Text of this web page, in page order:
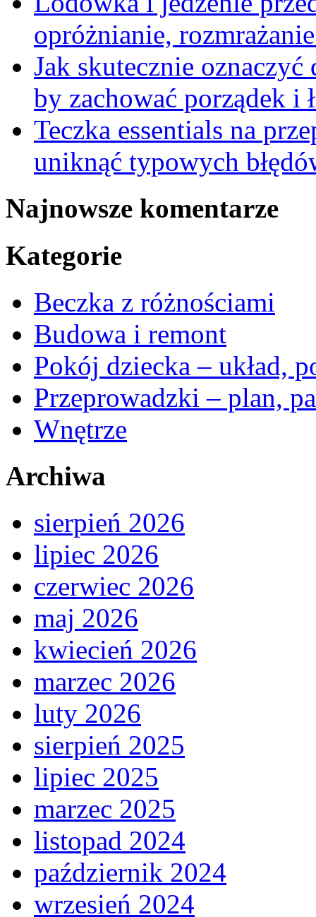
opróżnianie,
Jak skutecznie
by zachować porządek i
Teczka essentials na
uniknąć typowych
Najnowsze komentarze
Kategorie
Beczka z różnościami
Budowa i remont
Pokój dziecka – układ,
Przeprowadzki – plan,
Wnętrze
Archiwa
sierpień 2026
lipiec 2026
czerwiec 2026
maj 2026
kwiecień 2026
marzec 2026
luty 2026
sierpień 2025
lipiec 2025
marzec 2025
listopad 2024
październik 2024
wrzesień 2024